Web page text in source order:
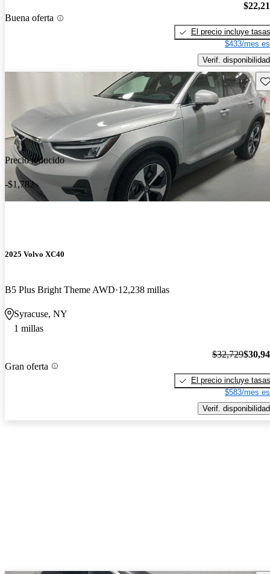
Buena oferta
El precio incluye tasas
$433/mes
Verif. disponibilidad
Precio reducido
-$1,782
2025 Volvo XC40
B5 Plus Bright Theme AWD 12,238 millas
Syracuse, NY
1 millas
Gran oferta
$32,729
El precio incluye tasas
$583/mes
Verif. disponibilidad